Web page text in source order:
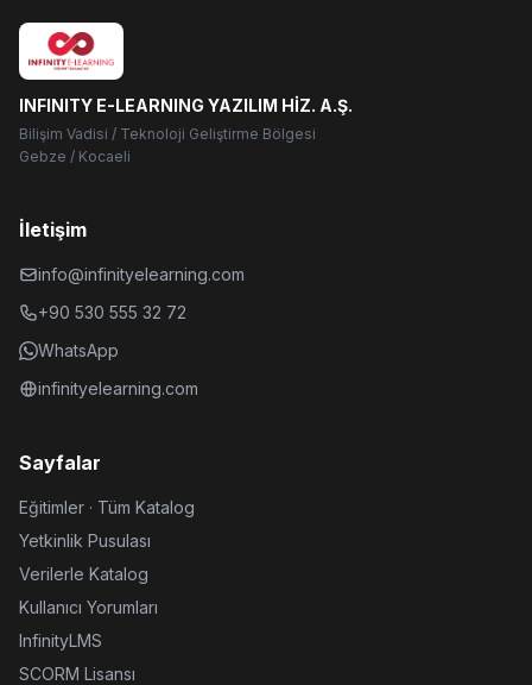
INFINITY E-LEARNING YAZILIM HİZ. A.Ş.
Bilişim Vadisi / Teknoloji Geliştirme Bölgesi
Gebze / Kocaeli
İletişim
info@infinityelearning.com
+90 530 555 32 72
WhatsApp
infinityelearning.com
Sayfalar
Eğitimler · Tüm Katalog
Yetkinlik Pusulası
Verilerle Katalog
Kullanıcı Yorumları
InfinityLMS
SCORM Lisansı